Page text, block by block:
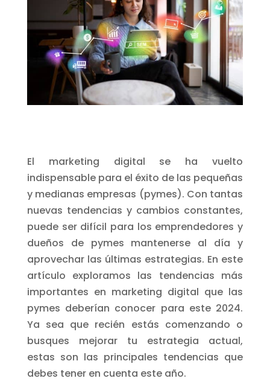
El marketing digital se ha vuelto
indispensable para el éxito de las pequeñas
y medianas empresas (pymes). Con tantas
nuevas tendencias y cambios constantes,
puede ser difícil para los emprendedores y
dueños de pymes mantenerse al día y
aprovechar las últimas estrategias. En este
artículo exploramos las tendencias más
importantes en marketing digital que las
pymes deberían conocer para este 2024.
Ya sea que recién estás comenzando o
busques mejorar tu estrategia actual,
estas son las principales tendencias que
debes tener en cuenta este año.